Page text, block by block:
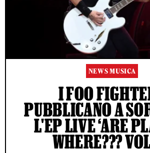
NEWS MUSICA
I FOO
PUBBLICANO A
L'EP LIVE ‘ARE
WHERE???